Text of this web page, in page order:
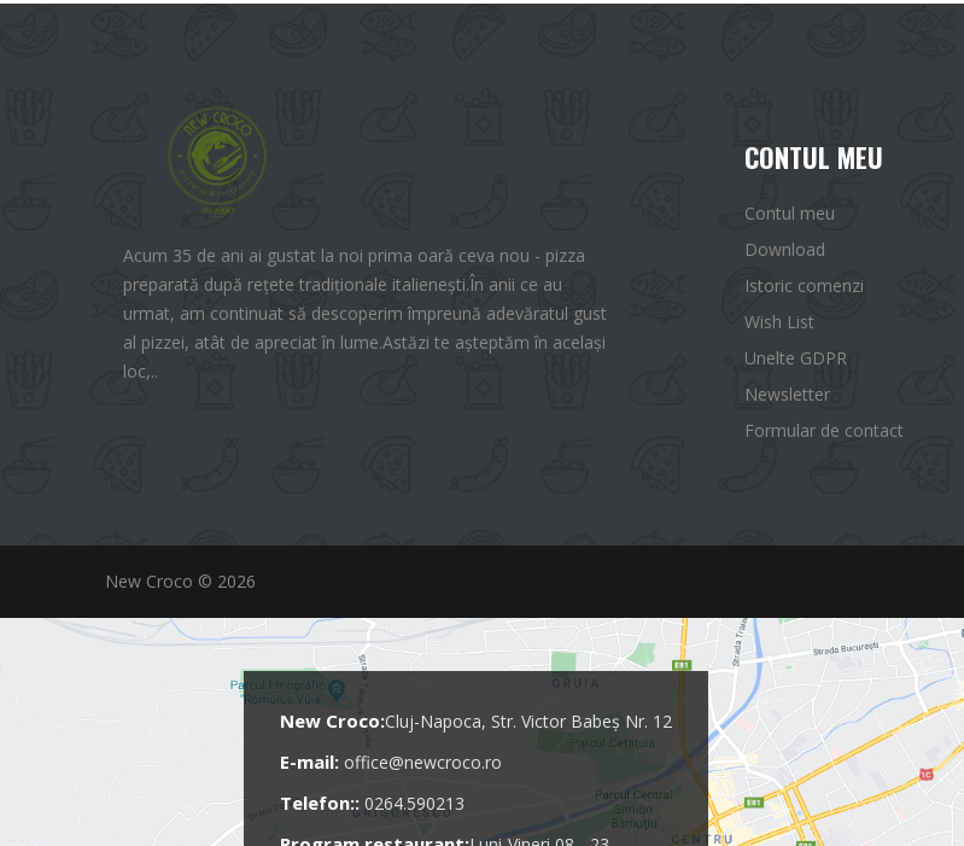
Acum 35 de ani ai gustat la noi prima oară ceva nou - pizza
preparată după rețete tradiționale italienești.În anii ce au
urmat, am continuat să descoperim împreună adevăratul gust
al pizzei, atât de apreciat în lume.Astăzi te așteptăm în același
loc,..
CONTUL MEU
Contul meu
Download
Istoric comenzi
Wish List
Unelte GDPR
Newsletter
Formular de contact
New Croco © 2026
New Croco:Cluj-Napoca, Str. Victor Babeș Nr. 12
E-mail: office@newcroco.ro
Telefon:: 0264.590213